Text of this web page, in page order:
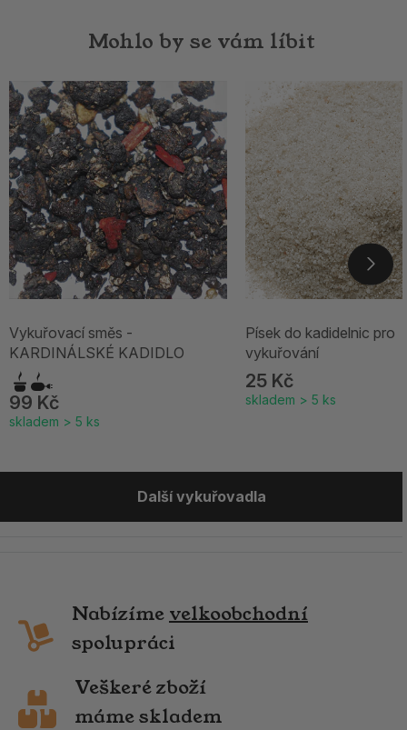
Mohlo by se vám líbit
Vykuřovací směs -
KARDINÁLSKÉ KADIDLO
99 Kč
skladem > 5 ks
Písek do kadidelnic pro
vykuřování
25 Kč
skladem > 5 ks
Další vykuřovadla
Nabízíme velkoobchodní
spolupráci
Veškeré zboží
máme skladem